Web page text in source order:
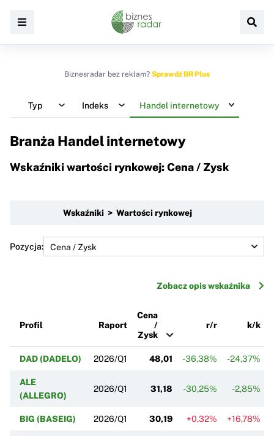
Biznesradar bez reklam? Sprawdź BR Plus
Typ Indeks Handel internetowy
Branża Handel internetowy
Wskaźniki wartości rynkowej: Cena / Zysk
Wskaźniki > Wartości rynkowej
Pozycja:
Zobacz opis wskaźnika
Profil Raport
Cena
/
Zysk
r/r k/k
DAD (DADELO) 2026/Q1 48,01 -36,38% -24,37%
ALE
(ALLEGRO)
2026/Q1 31,18 -30,25% -2,85%
BIG (BASEIG) 2026/Q1 30,19 +0,32% +16,78%